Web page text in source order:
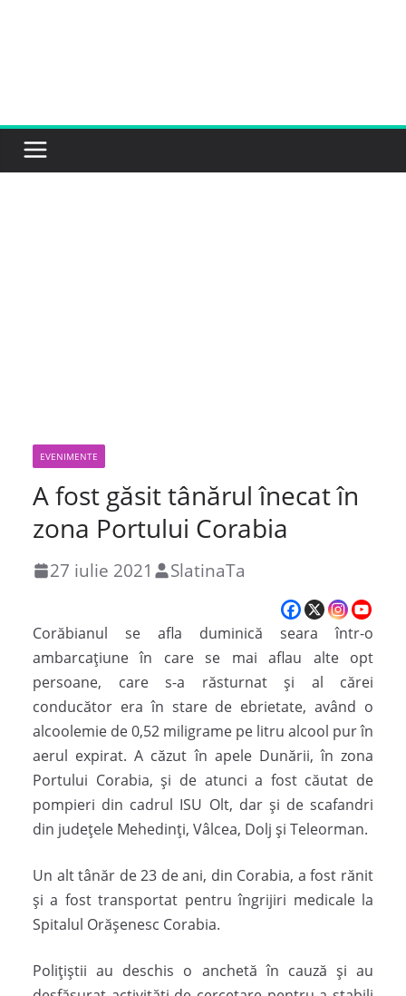
EVENIMENTE
A fost găsit tânărul înecat în
zona Portului Corabia
27 iulie 2021 SlatinaTa
Corăbianul se afla duminică seara într-o
ambarcațiune în care se mai aflau alte opt
persoane, care s-a răsturnat și al cărei
conducător era în stare de ebrietate, având o
alcoolemie de 0,52 miligrame pe litru alcool pur în
aerul expirat. A căzut în apele Dunării, în zona
Portului Corabia, și de atunci a fost căutat de
pompieri din cadrul ISU Olt, dar și de scafandri
din județele Mehedinți, Vâlcea, Dolj și Teleorman.
Un alt tânăr de 23 de ani, din Corabia, a fost rănit
și a fost transportat pentru îngrijiri medicale la
Spitalul Orășenesc Corabia.
Polițiștii au deschis o anchetă în cauză și au